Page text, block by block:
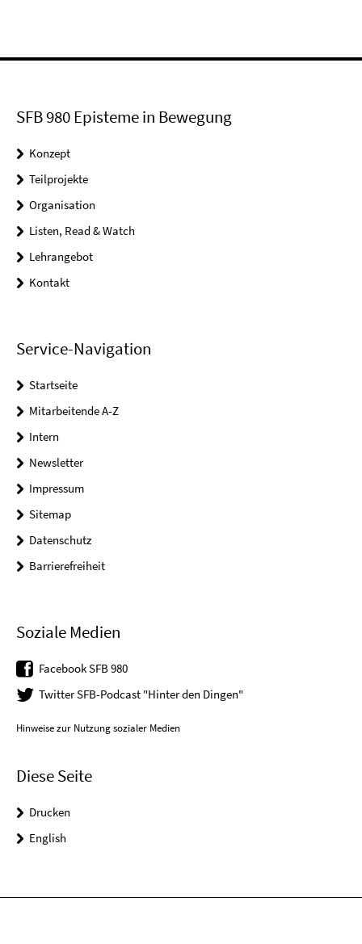
SFB 980 Episteme in Bewegung
Konzept
Teilprojekte
Organisation
Listen, Read & Watch
Lehrangebot
Kontakt
Service-Navigation
Startseite
Mitarbeitende A-Z
Intern
Newsletter
Impressum
Sitemap
Datenschutz
Barrierefreiheit
Soziale Medien
Facebook SFB 980
Twitter SFB-Podcast "Hinter den Dingen"
Hinweise zur Nutzung sozialer Medien
Diese Seite
Drucken
English